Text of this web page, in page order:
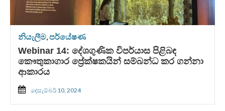
නියැලීම,පර්යේෂණ
Webinar 14: දේශගුණික විපර්යාස පිළිබඳ
කෞතුකාගාර ප්‍රේක්ෂකයින් සම්බන්ධ කර ගන්නා
ආකාරය
දෙසැම්බර් 10, 2024